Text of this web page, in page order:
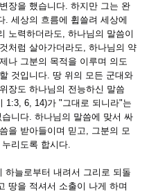
장을 했습니다. 하지만 그는 완
. 세상의 흐름에 휩쓸려 세상에
노력하더라도, 하나님의 말씀이
처럼 살아가더라도, 하나님의 약
나 그분의 목적을 이루며 의도
것입니다. 땅 위의 모든 군대와
장도 하나님의 전능하신 말씀
1:3, 6, 14)가 "그대로 되니라"는
니다. 하나님의 말씀에 맞서 싸
을 받아들이며 믿고, 그분의 모
리도록 합시다.
하늘로부터 내려서 그리로 되돌
땅을 적셔서 소출이 나게 하며